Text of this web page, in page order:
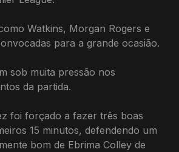
Watkins, Morgan Rogers e
para a grande ocasião.
sob muita pressão nos
da partida.
foi forçado a fazer três boas
15 minutos, defendendo um
bom de Ebrima Colley de